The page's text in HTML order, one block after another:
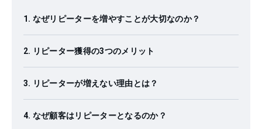
なぜリピーターを増やすことが大切なのか？
リピーター獲得の3つのメリット
リピーターが増えない理由とは？
なぜ顧客はリピーターとなるのか？